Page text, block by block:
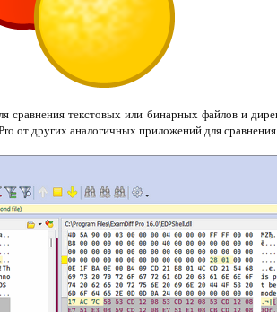
сравнения текстовых или бинарных файлов и
от других аналогичных приложений для сравнения